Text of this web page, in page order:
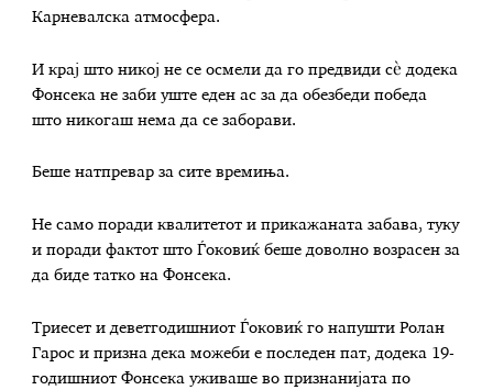
Карневалска атмосфера.
И крај што никој не се осмели да го предвиди сè додека
Фонсека не заби уште еден ас за да обезбеди победа
што никогаш нема да се заборави.
Беше натпревар за сите времиња.
Не само поради квалитетот и прикажаната забава, туку
и поради фактот што Ѓоковиќ беше доволно возрасен за
да биде татко на Фонсека.
Триесет и деветгодишниот Ѓоковиќ го напушти Ролан
Гарос и призна дека можеби е последен пат, додека 19-
годишниот Фонсека уживаше во признанијата по